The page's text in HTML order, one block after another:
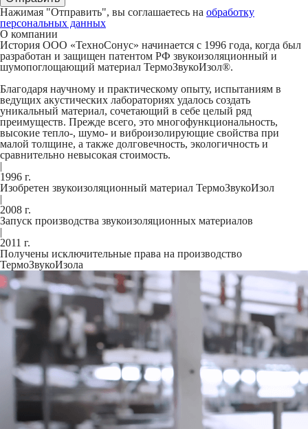
Нажимая "Отправить", вы соглашаетесь на обработку
персональных данных
О компании
История ООО «ТехноСонус» начинается с 1996 года, когда был
разработан и защищен патентом РФ звукоизоляционный и
шумопоглощающий материал ТермоЗвукоИзол®.
Благодаря научному и практическому опыту, испытаниям в
ведущих акустических лабораториях удалось создать
уникальный материал, сочетающий в себе целый ряд
преимуществ. Прежде всего, это многофункциональность,
высокие тепло-, шумо- и виброизолирующие свойства при
малой толщине, а также долговечность, экологичность и
сравнительно невысокая стоимость.
|
1996 г.
Изобретен звукоизоляционный материал ТермоЗвукоИзол
|
2008 г.
Запуск производства звукоизоляционных материалов
|
2011 г.
Получены исключительные права на производство
ТермоЗвукоИзола